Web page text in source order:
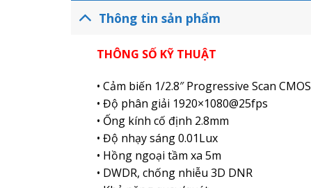
Thông tin sản phẩm
THÔNG SỐ KỸ THUẬT
• Cảm biến 1/2.8″ Progressive Scan CMOS
• Độ phân giải 1920×1080@25fps
• Ống kính cố định 2.8mm
• Độ nhạy sáng 0.01Lux
• Hồng ngoại tầm xa 5m
• DWDR, chống nhiễu 3D DNR